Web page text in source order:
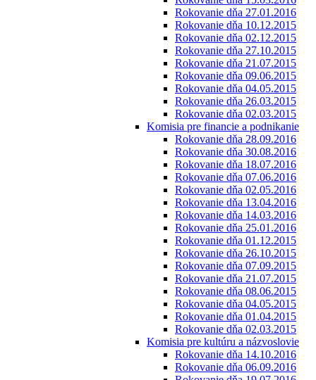
Rokovanie dňa 27.01.2016
Rokovanie dňa 10.12.2015
Rokovanie dňa 02.12.2015
Rokovanie dňa 27.10.2015
Rokovanie dňa 21.07.2015
Rokovanie dňa 09.06.2015
Rokovanie dňa 04.05.2015
Rokovanie dňa 26.03.2015
Rokovanie dňa 02.03.2015
Komisia pre financie a podnikanie
Rokovanie dňa 28.09.2016
Rokovanie dňa 30.08.2016
Rokovanie dňa 18.07.2016
Rokovanie dňa 07.06.2016
Rokovanie dňa 02.05.2016
Rokovanie dňa 13.04.2016
Rokovanie dňa 14.03.2016
Rokovanie dňa 25.01.2016
Rokovanie dňa 01.12.2015
Rokovanie dňa 26.10.2015
Rokovanie dňa 07.09.2015
Rokovanie dňa 21.07.2015
Rokovanie dňa 08.06.2015
Rokovanie dňa 04.05.2015
Rokovanie dňa 01.04.2015
Rokovanie dňa 02.03.2015
Komisia pre kultúru a názvoslovie
Rokovanie dňa 14.10.2016
Rokovanie dňa 06.09.2016